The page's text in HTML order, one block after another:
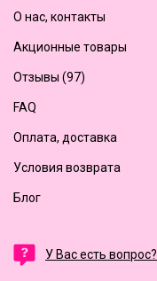
О нас, контакты
Акционные товары
Отзывы (97)
FAQ
Оплата, доставка
Условия возврата
Блог
У Вас есть вопрос?